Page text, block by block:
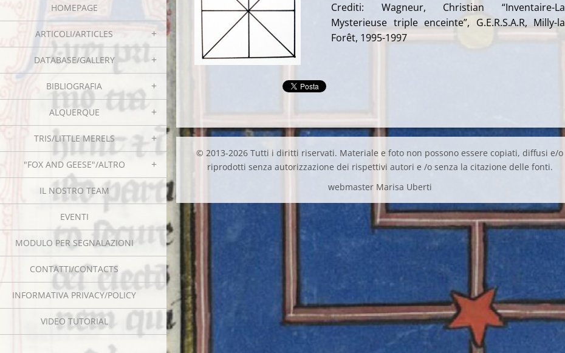
HOMEPAGE
ARTICOLI/ARTICLES
DATABASE/GALLERY
BIBLIOGRAFIA
ALQUERQUE
TRIS/LITTLE MERELS
"FOX AND GEESE"/ALTRO
IL NOSTRO TEAM
EVENTI
MODULO PER SEGNALAZIONI
CONTATTI/CONTACTS
INFORMATIVA PRIVACY/POLICY
VIDEO TUTORIAL
Crediti: Wagneur, Christian “Inventaire-La
Mysterieuse triple enceinte”, G.E.R.S.A.R, Milly-la
Forêt, 1995-1997
© 2013-2026 Tutti i diritti riservati. Materiale e foto non possono essere copiati, diffusi e/o
riprodotti senza autorizzazione dei rispettivi autori e /o senza la citazione delle fonti.
webmaster Marisa Uberti